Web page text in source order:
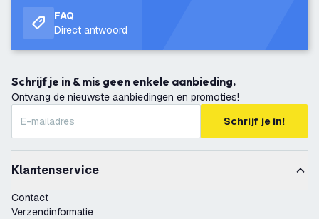
FAQ
Direct antwoord
Schrijf je in & mis geen enkele aanbieding.
Ontvang de nieuwste aanbiedingen en promoties!
Schrijf je in!
Klantenservice
Contact
Verzendinformatie